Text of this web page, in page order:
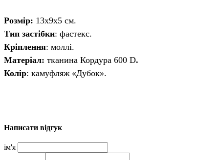
Розмір: 13x9x5 см.
Тип застібки: фастекс.
Кріплення: моллі.
Матеріал: тканина Кордура 600 D.
Колір: камуфляж «Дубок».
Написати відгук
ім'я